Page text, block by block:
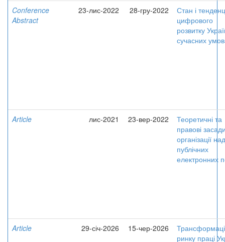
Conference
Abstract
23-лис-2022 28-гру-2022
Стан і
цифрового
розвитку
сучасних
Article лис-2021 23-вер-2022
Теоретичні та
правові
організації
публічних
електронних
Article 29-січ-2026 15-чер-2026
ринку праці